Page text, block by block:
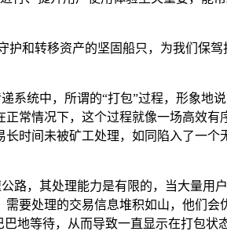
和转移资产的坚固船只，为我们保驾
系统中，所谓的“打包”过程，形象地
常情况下，这个过程就像一场高效有
时间未被矿工处理，如同陷入了一个
路，其处理能力是有限的，当大量用
要处理的交易信息堆积如山，他们会
地等待，从而导致一直显示在打包状态